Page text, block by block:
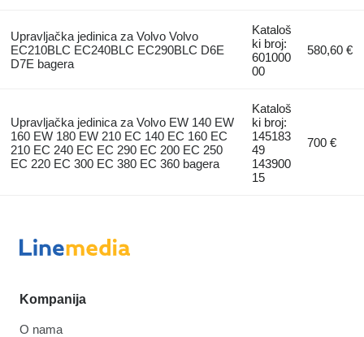
Upravljačka jedinica za Volvo Volvo
EC210BLC EC240BLC EC290BLC D6E
D7E bagera
Kataloš
ki broj:
601000
00
580,60 €
Upravljačka jedinica za Volvo EW 140 EW
160 EW 180 EW 210 EC 140 EC 160 EC
210 EC 240 EC EC 290 EC 200 EC 250
EC 220 EC 300 EC 380 EC 360 bagera
Kataloš
ki broj:
145183
49
143900
15
700 €
Kompanija
O nama